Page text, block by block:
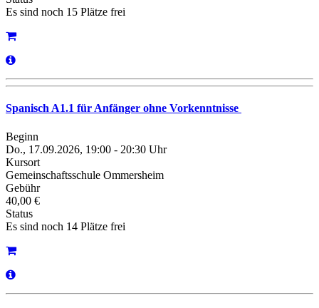
Es sind noch 15 Plätze frei
Spanisch A1.1 für Anfänger ohne Vorkenntnisse
Beginn
Do., 17.09.2026, 19:00 - 20:30 Uhr
Kursort
Gemeinschaftsschule Ommersheim
Gebühr
40,00 €
Status
Es sind noch 14 Plätze frei